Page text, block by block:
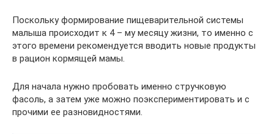
Поскольку формирование пищеварительной системы
малыша происходит к 4 – му месяцу жизни, то именно с
этого времени рекомендуется вводить новые продукты
в рацион кормящей мамы.
Для начала нужно пробовать именно стручковую
фасоль, а затем уже можно поэкспериментировать и с
прочими ее разновидностями.